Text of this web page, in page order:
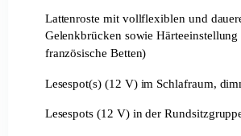
Lattenroste mit vollflexiblen und
Gelenkbrücken sowie
französische Betten)
Lesespot(s) (12 V) im Schlafraum,
Lesespots (12 V) in der